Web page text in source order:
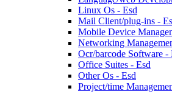
Linux Os - Esd
Mail Client/plug-ins -
Mobile Device
Networking
Ocr/barcode Software -
Office Suites - Esd
Other Os - Esd
Project/time